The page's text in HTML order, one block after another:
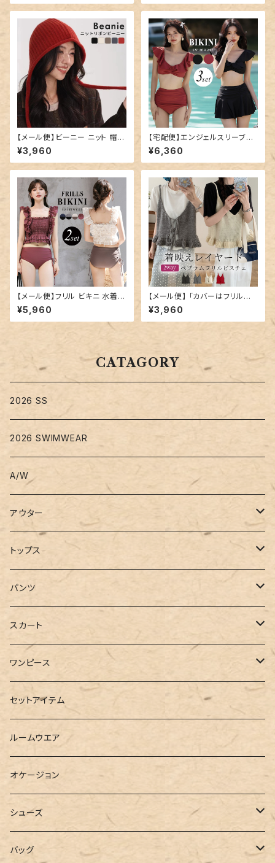
【メール便】ビーニー ニット 帽子
レディース ゆったり／hat320
¥3,960
【宅配便】エンジェルスリーブビ
キニ／hys2978
¥6,360
【メール便】フリル ビキニ 水着
レディース キャミキニ ハイウエ
スト／hys3269
¥5,960
【メール便】 「カバーはフリルに
混ぜる」ニットビスチェ ペプラム
フリル キャミソール／tops241
2
¥3,960
CATAGORY
2026 SS
2026 SWIMWEAR
A/W
アウター
コート
ジャケット
ブルゾン
ロングシャツ
ダウンジャケット
ベスト
トップス
Tシャツ
カットソー
半袖
スウェット・パーカー
ニット
シャツ
ブラウス
カーディガン
ポロシャツ
パンツ
デニム
スキニー
ショートパンツ
ハーフパンツ
スウェット
ジャージ
スラックス
スカート
ロング
ミニ
その他
ワンピース
シャツワンピース
スウェットワンピース
パーカーワンピース
ニットワンピース
キャミワンピース
セットアイテム
ルームウエア
オケージョン
シューズ
ブーツ
バッグ